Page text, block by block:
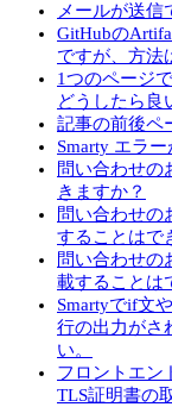
メールが送信
GitHubの
ですが、方法
1つのページ
どうしたら良
記事の前後ペ
Smarty エラ
問い合わせの
きますか？
問い合わせの
することはで
問い合わせの
載することは
Smartyでif文
行の出力がさ
い。
フロントエン
TLS証明書の